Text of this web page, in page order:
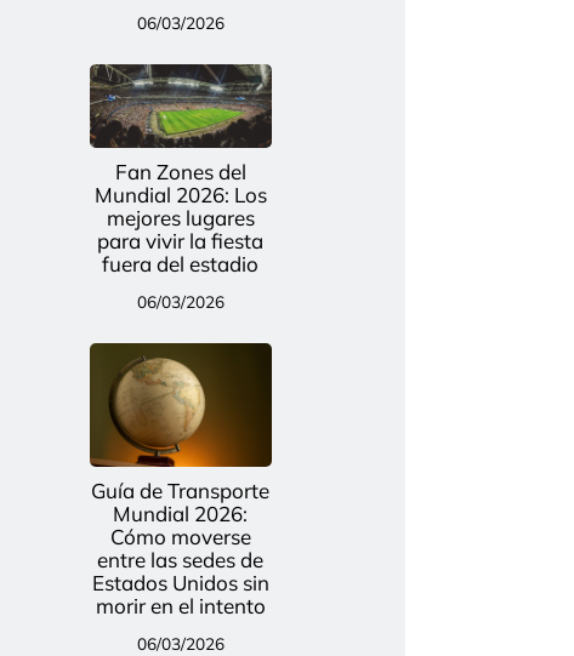
06/03/2026
Fan Zones del
Mundial 2026: Los
mejores lugares
para vivir la fiesta
fuera del estadio
06/03/2026
Guía de Transporte
Mundial 2026:
Cómo moverse
entre las sedes de
Estados Unidos sin
morir en el intento
06/03/2026